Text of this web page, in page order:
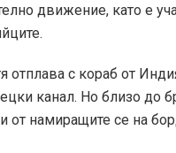
движение, като е
отплава с кораб от
канал. Но близо до
намиращите се на